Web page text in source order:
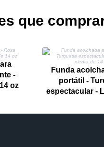
que
-
oz
Funda
portátil -
espectacular -